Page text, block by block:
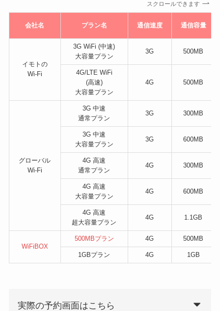
スクロールできます
会社名 プラン名 通信速度 通信容量
イモトの
Wi-Fi
3G WiFi (中速)
大容量プラン
3G 500MB
4G/LTE WiFi
(高速)
大容量プラン
4G 500MB
グローバル
Wi-Fi
3G 中速
通常プラン
3G 300MB
3G 中速
大容量プラン
3G 600MB
4G 高速
通常プラン
4G 300MB
4G 高速
大容量プラン
4G 600MB
4G 高速
超大容量プラン
4G 1.1GB
WiFiBOX
500MBプラン 4G 500MB
1GBプラン 4G 1GB
実際の予約画面はこちら